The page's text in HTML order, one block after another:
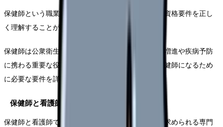
保健師という職業を目指すにあたり、まずは必要な資格要件を正し
く理解することが重要です。
保健師は公衆衛生の専門家として、地域住民の健康増進や疾病予防
に携わる重要な役割を担っています。ここでは、保健師になるため
に必要な要件を詳しく解説していきます。
保健師と看護師の役割の違い
保健師と看護師では、活動の場所や対象者、そして求められる専門